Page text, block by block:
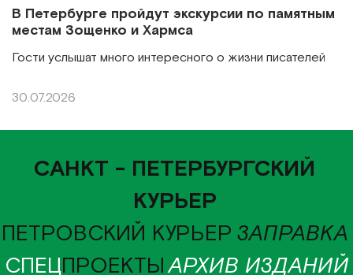
В Петербурге пройдут экскурсии по памятным
местам Зощенко и Хармса
Гости услышат много интересного о жизни писателей
30.07.2026
САНКТ - ПЕТЕРБУРГСКИЙ
КУРЬЕР
ПЕТРОВСКИЙ КУРЬЕР ЗАПРАВКА
СПЕЦПРОЕКТЫАРХИВ ИЗДАНИЙ